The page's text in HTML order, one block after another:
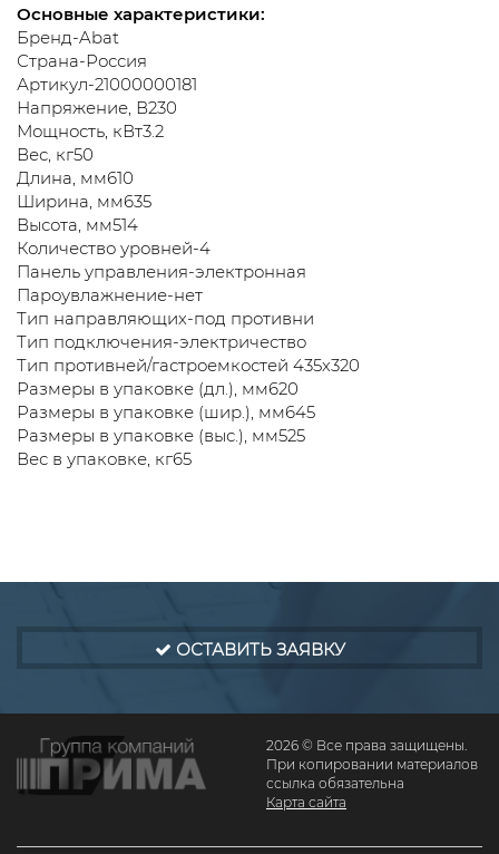
Основные характеристики:
Бренд-Abat
Страна-Россия
Артикул-21000000181
Напряжение, В230
Мощность, кВт3.2
Вес, кг50
Длина, мм610
Ширина, мм635
Высота, мм514
Количество уровней-4
Панель управления-электронная
Пароувлажнение-нет
Тип направляющих-под противни
Тип подключения-электричество
Тип противней/гастроемкостей 435х320
Размеры в упаковке (дл.), мм620
Размеры в упаковке (шир.), мм645
Размеры в упаковке (выс.), мм525
Вес в упаковке, кг65
ОСТАВИТЬ ЗАЯВКУ
2026 © Все права защищены.
При копировании материалов
ссылка обязательна
Карта сайта